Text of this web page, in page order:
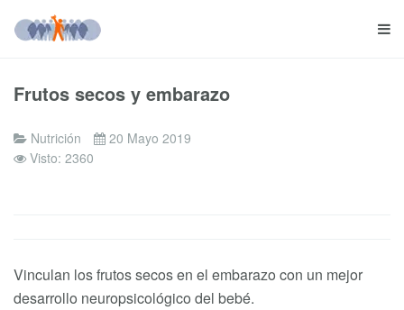
Frutos secos y embarazo
Nutrición
20 Mayo 2019
Visto: 2360
Vinculan los frutos secos en el embarazo con un mejor
desarrollo neuropsicológico del bebé.